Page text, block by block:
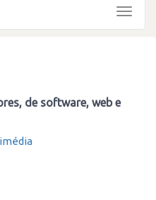
Toggle
de software, web e